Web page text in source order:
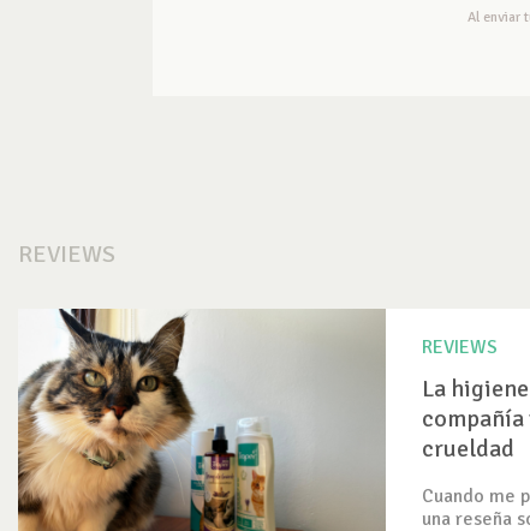
Al enviar
REVIEWS
REVIEWS
La
crueldad
Cuando me
una reseña